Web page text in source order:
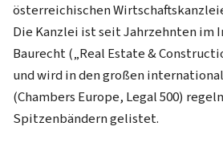
österreichischen
Die Kanzlei ist seit Jahrzehnten im
Baurecht („Real Estate &
und wird in den großen
(Chambers Europe, Legal 500)
Spitzenbändern gelistet.